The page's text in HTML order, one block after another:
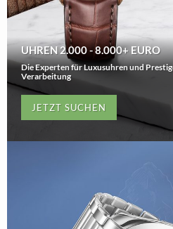
UHREN 2.000 - 8.000+ EURO
Die Experten für Luxusuhren und
Verarbeitung
JETZT SUCHEN